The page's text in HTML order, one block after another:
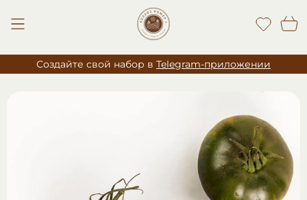
Создайте свой набор в Telegram-приложении